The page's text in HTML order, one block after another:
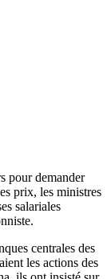
pour demander
prix, les ministres
salariales
centrales des
les actions des